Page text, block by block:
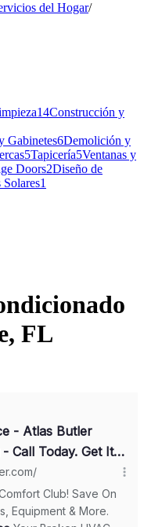
del Hogar/
14Construcción y
Gabinetes6Demolición y
5Tapicería5Ventanas y
Doors2Diseño de
Solares1
FL